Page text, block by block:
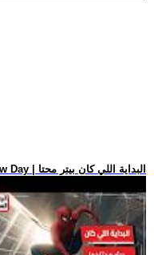
.. فيلم Spider-Man: Brand New Day | البداية اللي كان بيتر محتا